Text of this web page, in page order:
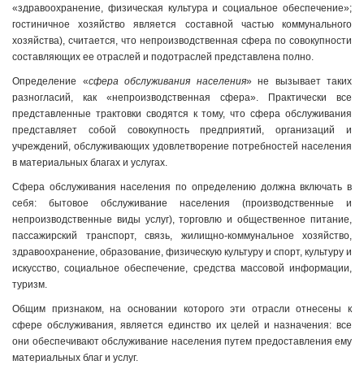
«здравоохранение, физическая культура и социальное обеспечение»;
гостиничное хозяйство является составной частью коммунального
хозяйства), считается, что непроизводственная сфера по совокупности
составляющих ее отраслей и подотраслей представлена полно.
Определение «сфера обслуживания населения» не вызывает таких
разногласий, как «непроизводственная сфера». Практически все
представленные трактовки сводятся к тому, что сфера обслуживания
представляет собой совокупность предприятий, организаций и
учреждений, обслуживающих удовлетворение потребностей населения
в материальных благах и услугах.
Сфера обслуживания населения по определению должна включать в
себя: бытовое обслуживание населения (производственные и
непроизводственные виды услуг), торговлю и общественное питание,
пассажирский транспорт, связь, жилищно-коммунальное хозяйство,
здравоохранение, образование, физическую культуру и спорт, культуру и
искусство, социальное обеспечение, средства массовой информации,
туризм.
Общим признаком, на основании которого эти отрасли отнесены к
сфере обслуживания, является единство их целей и назначения: все
они обеспечивают обслуживание населения путем предоставления ему
материальных благ и услуг.